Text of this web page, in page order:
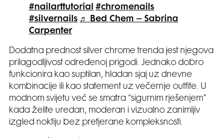
#nailarttutorial
#chromenails
#silvernails ♬ Bed Chem – Sabrina
Carpenter
Dodatna prednost silver chrome trenda jest njegova
prilagodljivost određenoj prigodi. Jednako dobro
funkcionira kao suptilan, hladan sjaj uz dnevne
kombinacije ili kao statement uz večernje outfite. U
modnom svijetu već se smatra “sigurnim rješenjem”
kada želite uredan, moderan i vizualno zanimljiv
izgled noktiju bez pretjerane kompleksnosti.